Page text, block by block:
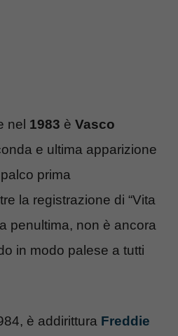
nel 1983 è Vasco
e ultima apparizione
prima
la registrazione di “Vita
penultima, non è ancora
in modo palese a tutti
è addirittura Freddie